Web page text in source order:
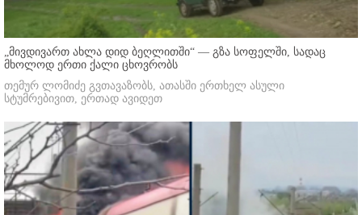
„მივდივართ ახლა დიდ ბეღლითში“ — გზა სოფელში, სადაც
მხოლოდ ერთი ქალი ცხოვრობს
თემურ ლომიძე გვთავაზობს, ათასში ერთხელ ასული
სტუმრებივით, ერთად ავიდეთ